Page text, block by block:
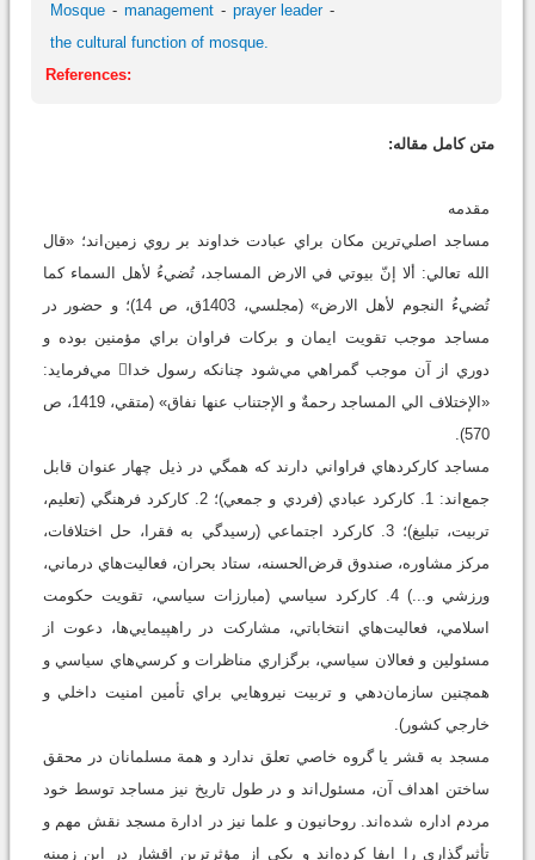
Mosque
management
prayer leader
the cultural function of mosque.
References:
متن کامل مقاله:
مقدمه
مساجد اصلي‌ترين مکان براي عبادت خداوند بر روي زمين‌اند؛ «قال
الله تعالي: ألا إنّ بيوتي في الارض المساجد، تُضيءُ لأهل السماء کما
تُضيءُ النجوم لأهل الارض» (مجلسي، 1403ق، ص 14)؛ و حضور در
مساجد موجب تقويت ايمان و برکات فراوان براي مؤمنين بوده و
دوري از آن موجب گمراهي مي‌شود چنانكه رسول خدا مي‌فرمايد:
«الإختلاف الي المساجد رحمةٌ و الإجتناب عنها نفاق» (متقي، 1419، ص
570).
مساجد کارکردهاي فراواني دارند که همگي در ذيل چهار عنوان قابل
جمع‌اند: 1. کارکرد عبادي (فردي و جمعي)؛ 2. کارکرد فرهنگي (تعليم،
تربيت، تبليغ)؛ 3. کارکرد اجتماعي (رسيدگي به فقرا، حل اختلافات،
مرکز مشاوره، صندوق قرض‌الحسنه، ستاد بحران، فعاليت‌هاي درماني،
ورزشي و...) 4. کارکرد سياسي (مبارزات سياسي، تقويت حکومت
اسلامي، فعاليت‌هاي انتخاباتي، مشارکت در راهپيمايي‌ها، دعوت از
مسئولين و فعالان سياسي، برگزاري مناظرات و کرسي‌هاي سياسي و
همچنين سازمان‌دهي و تربيت نيروهايي براي تأمين امنيت داخلي و
خارجي کشور).
مسجد به قشر يا گروه خاصي تعلق ندارد و همة مسلمانان در محقق
ساختن اهداف آن، مسئول‌اند و در طول تاريخ نيز مساجد توسط خود
مردم اداره شده‌اند. روحانيون و علما نيز در ادارة مسجد نقش مهم و
تأثيرگذاري را ايفا کرده‌اند و يکي از مؤثرترين اقشار در اين زمينه